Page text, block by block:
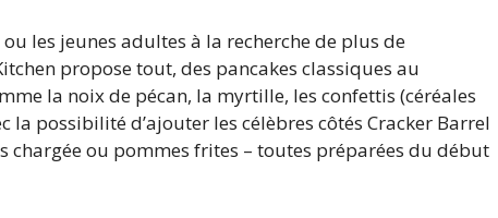
les jeunes adultes à la recherche de plus de
propose tout, des pancakes classiques au
la noix de pécan, la myrtille, les confettis (céréales
la possibilité d’ajouter les célèbres côtés Cracker Barrel
chargée ou pommes frites – toutes préparées du début